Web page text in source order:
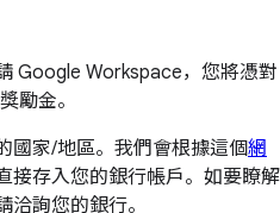
Google Workspace，您將憑對
勵金。
國家/地區。我們會根據這個網
接存入您的銀行帳戶。如要瞭解
詢您的銀行。